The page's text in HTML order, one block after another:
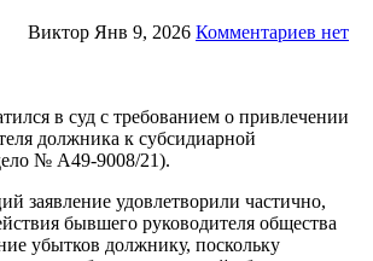
Виктор Янв 9, 2026 Комментариев нет
должника к субсидиарной
№ А49-9008/21).
заявление удовлетворили частично,
бывшего руководителя общества
убытков должнику, поскольку